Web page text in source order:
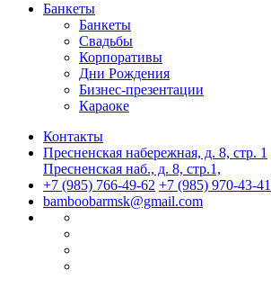
Банкеты
Банкеты
Свадьбы
Корпоративы
Дни Рождения
Бизнес-презентации
Караоке
Контакты
Пресненская набережная, д. 8, стр. 1
Пресненская наб., д. 8, стр.1,
+7 (985) 766-49-62 +7 (985) 970-43-41
bamboobarmsk@gmail.com